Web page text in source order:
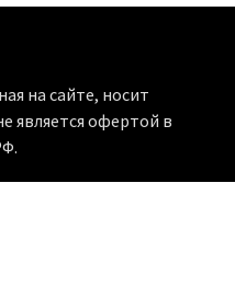
на сайте, носит
является офертой в